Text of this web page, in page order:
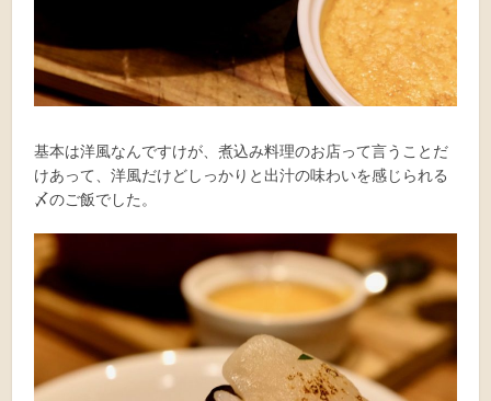
基本は洋風なんですけが、煮込み料理のお店って言うことだ
けあって、洋風だけどしっかりと出汁の味わいを感じられる
〆のご飯でした。